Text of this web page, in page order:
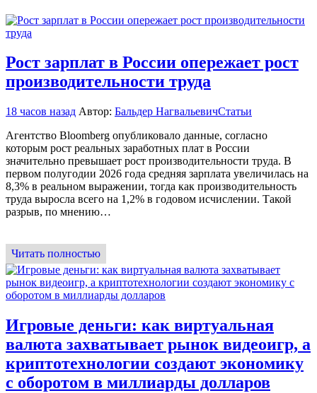
Рост зарплат в России опережает рост
производительности труда
18 часов назад Автор: Бальдер НагвальевичСтатьи
Агентство Bloomberg опубликовало данные, согласно
которым рост реальных заработных плат в России
значительно превышает рост производительности труда. В
первом полугодии 2026 года средняя зарплата увеличилась на
8,3% в реальном выражении, тогда как производительность
труда выросла всего на 1,2% в годовом исчислении. Такой
разрыв, по мнению…
Читать полностью
Игровые деньги: как виртуальная
валюта захватывает рынок видеоигр, а
криптотехнологии создают экономику
с оборотом в миллиарды долларов